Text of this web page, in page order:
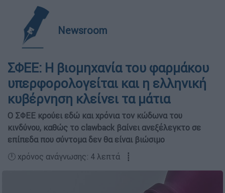
Newsroom
ΣΦΕΕ: Η βιομηχανία του φαρμάκου
υπερφορολογείται και η ελληνική
κυβέρνηση κλείνει τα μάτια
Ο ΣΦΕΕ κρούει εδώ και χρόνια τον κώδωνα του
κινδύνου, καθώς το clawback βαίνει ανεξέλεγκτο σε
επίπεδα που σύντομα δεν θα είναι βιώσιμο
🕛 χρόνος ανάγνωσης: 4 λεπτά ┋